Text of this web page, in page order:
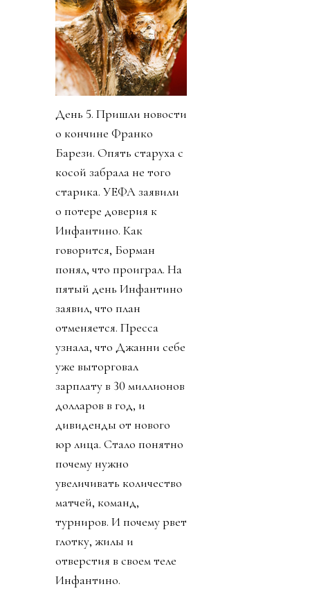
День 5. Пришли новости
о кончине Франко
Барези. Опять старуха с
косой забрала не того
старика. УЕФА заявили
о потере доверия к
Инфантино. Как
говорится, Борман
понял, что проиграл. На
пятый день Инфантино
заявил, что план
отменяется. Пресса
узнала, что Джанни себе
уже выторговал
зарплату в 30 миллионов
долларов в год, и
дивиденды от нового
юр лица. Стало понятно
почему нужно
увеличивать количество
матчей, команд,
турниров. И почему рвет
глотку, жилы и
отверстия в своем теле
Инфантино.